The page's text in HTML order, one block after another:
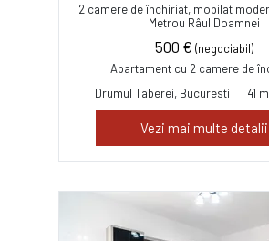
2 camere de închiriat, mobilat
Metrou Râul Doamnei
500 € (negociabil)
Apartament cu 2 camere de
Drumul Taberei, Bucuresti
41
Vezi mai multe detalii